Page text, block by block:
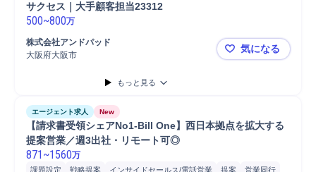
サクセス｜大手顧客担当23312
500~800万
株式会社アンドパッド
大阪府大阪市
【エンプラ
気になる
もっと見る
エージェント求人 New
【請求書受領シェアNo1-Bill One】西日本拠点を拡大する
提案営業／週3出社・リモート可◎
871 ~1560万
課題設定 戦略提案 インサイドセールス/電話営業 提案
営業同行